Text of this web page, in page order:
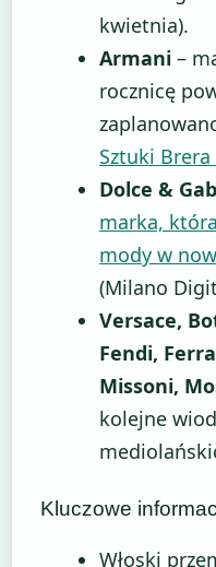
kwietnia).
Armani –
rocznicę
Sztuki
Dolce &
marka,
mody w
(Milano
Versace,
Fendi,
Missoni,
kolejne
Kluczowe
Włoski